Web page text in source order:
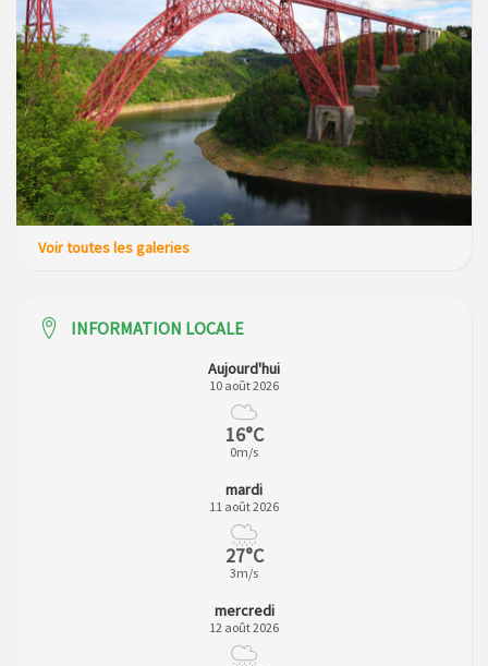
Voir toutes les galeries
INFORMATION LOCALE
Aujourd'hui
10 août 2026
16°C
0m/s
mardi
11 août 2026
27°C
3m/s
mercredi
12 août 2026